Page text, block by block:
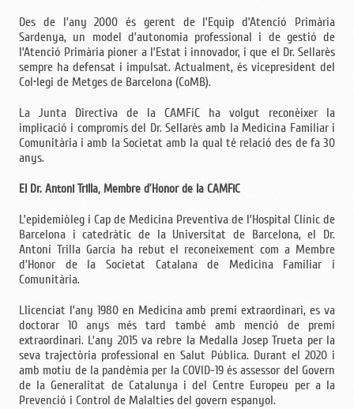
Des de l’any 2000 és gerent de l’Equip d’Atenció Primària
Sardenya, un model d’autonomia professional i de gestió de
l’Atenció Primària pioner a l’Estat i innovador, i que el Dr. Sellarès
sempre ha defensat i impulsat. Actualment, és vicepresident del
Col•legi de Metges de Barcelona (CoMB).
La Junta Directiva de la CAMFiC ha volgut reconèixer la
implicació i compromís del Dr. Sellarès amb la Medicina Familiar i
Comunitària i amb la Societat amb la qual té relació des de fa 30
anys.
El Dr. Antoni Trilla, Membre d’Honor de la CAMFiC
L’epidemiòleg i Cap de Medicina Preventiva de l’Hospital Clínic de
Barcelona i catedràtic de la Universitat de Barcelona, el Dr.
Antoni Trilla García ha rebut el reconeixement com a Membre
d’Honor de la Societat Catalana de Medicina Familiar i
Comunitària.
Llicenciat l’any 1980 en Medicina amb premi extraordinari, es va
doctorar 10 anys més tard també amb menció de premi
extraordinari. L’any 2015 va rebre la Medalla Josep Trueta per la
seva trajectòria professional en Salut Pública. Durant el 2020 i
amb motiu de la pandèmia per la COVID-19 és assessor del Govern
de la Generalitat de Catalunya i del Centre Europeu per a la
Prevenció i Control de Malalties del govern espanyol.